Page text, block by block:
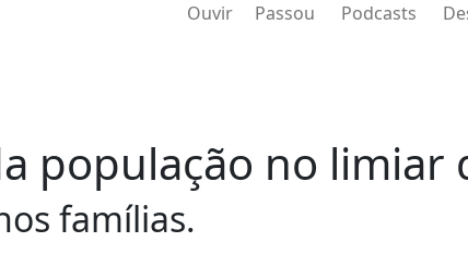
Ouvir Passou Podcasts
população no limiar
famílias.